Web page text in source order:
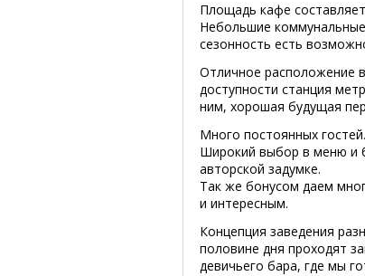
Площадь кафе
Небольшие
сезонность есть
Отличное расположение
доступности станция
ним, хорошая будущая
Много постоянных гостей.
Широкий выбор в меню и
авторской задумке.
Так же бонусом даем
и интересным.
Концепция заведения
половине дня проходят
девичьего бара, где мы